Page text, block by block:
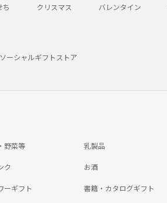
ち クリスマス バレンタイン
ソーシャルギフトストア
野菜等 乳製品
ク お酒
ーギフト 書籍・カタログギフト